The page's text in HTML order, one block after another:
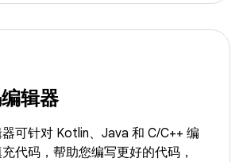
辑器
可针对 Kotlin、Java 和 C/C++ 编
代码，帮助您编写更好的代码，